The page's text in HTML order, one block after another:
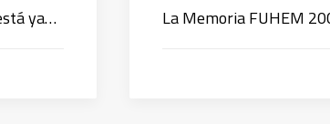
ya… La Memoria FUHEM